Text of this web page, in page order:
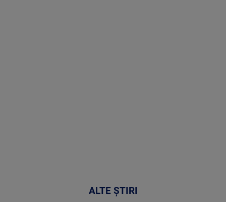
ALTE ȘTIRI